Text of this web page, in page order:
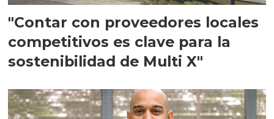
"Contar con proveedores locales
competitivos es clave para la
sostenibilidad de Multi X"